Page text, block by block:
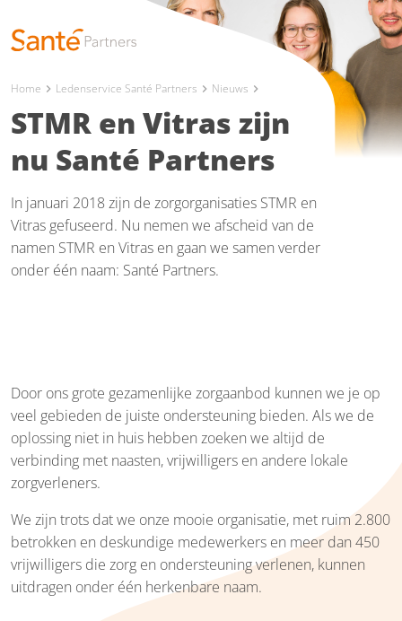
Home chevron_right Ledenservice Santé Partners chevron_right Nieuws chevron_right
STMR en Vitras zijn
nu Santé Partners
In januari 2018 zijn de zorgorganisaties STMR en
Vitras gefuseerd. Nu nemen we afscheid van de
namen STMR en Vitras en gaan we samen verder
onder één naam: Santé Partners.
Door ons grote gezamenlijke zorgaanbod kunnen we je op
veel gebieden de juiste ondersteuning bieden. Als we de
oplossing niet in huis hebben zoeken we altijd de
verbinding met naasten, vrijwilligers en andere lokale
zorgverleners.
We zijn trots dat we onze mooie organisatie, met ruim 2.800
betrokken en deskundige medewerkers en meer dan 450
vrijwilligers die zorg en ondersteuning verlenen, kunnen
uitdragen onder één herkenbare naam.